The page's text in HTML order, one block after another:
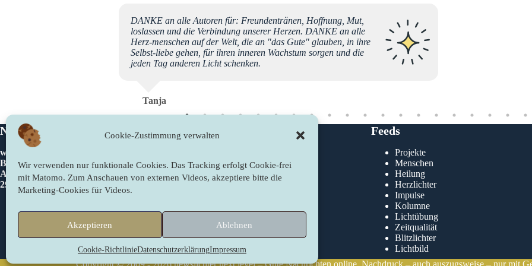
Cookie-Zustimmung verwalten
Wir verwenden nur funktionale Cookies. Das Tracking erfolgt Cookie-frei
mit Matomo. Zum Anschauen von externen Videos, akzeptiere bitte die
Marketing-Cookies für Videos.
Akzeptieren Ablehnen
Cookie-RichtlinieDatenschutzerklärungImpressum
DANKE an alle Autoren für: Freundentränen, Hoffnung, Mut,
loslassen und die Verbindung unserer Herzen. DANKE an alle
Herz-menschen auf der Welt, die an "das Gute" glauben, in ihre
Selbst-liebe gehen, für ihren inneren Wachstum sorgen und die
jeden Tag anderen Licht schenken.
Tanja
Newslichter
www.newslichter.de
Bettina Sahling
Am Gieberg 2
29490 Neu Darchau/Glienitz
Newsletter abonnieren
Rechtliches
Datenschutzerklärung
Cookie-Richtlinie
Feeds
Projekte
Menschen
Heilung
Herzlichter
Impulse
Kolumne
Lichtübung
Zeitqualität
Blitzlichter
Lichtbild